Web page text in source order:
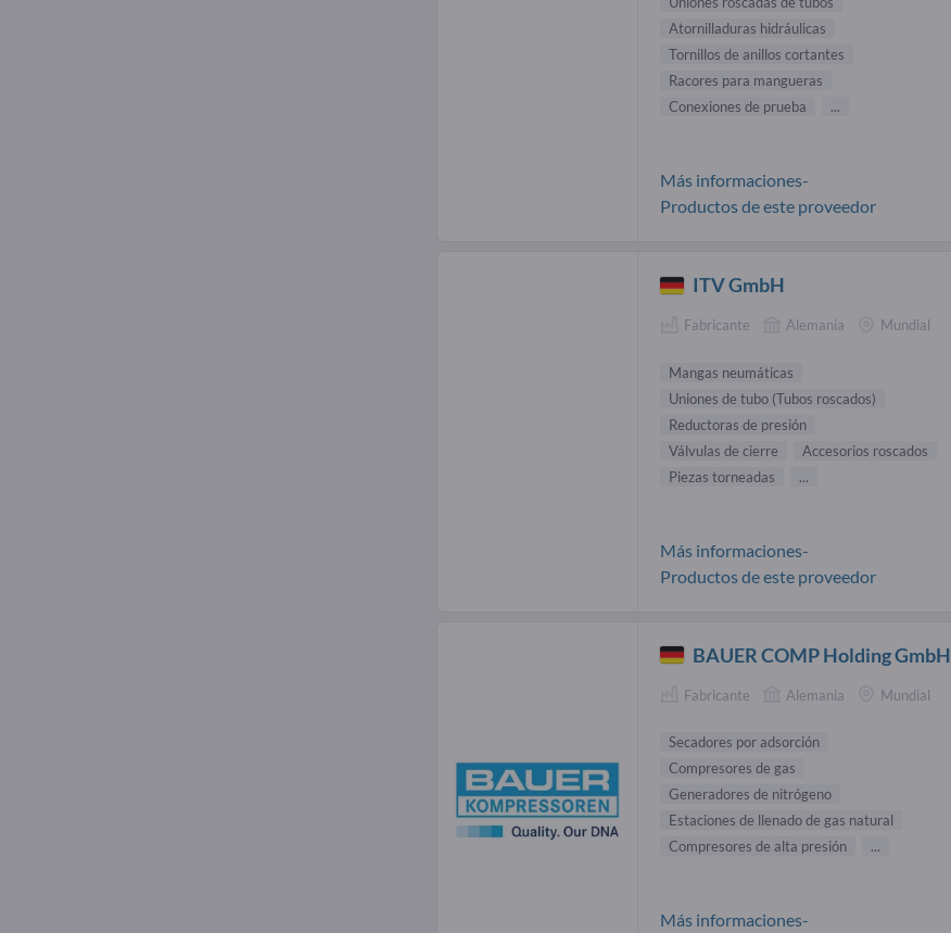
Atornilladuras hidráulicas
Tornillos de anillos cortantes
Racores para mangueras
Conexiones de prueba
...
Más informaciones-
Productos de este proveedor
ITV GmbH
Fabricante Alemania Mundial
Mangas neumáticas
Uniones de tubo (Tubos roscados)
Reductoras de presión
Válvulas de cierre
Accesorios roscados
Piezas torneadas
...
Más informaciones-
Productos de este proveedor
BAUER COMP Holding GmbH
Fabricante Alemania Mundial
Secadores por adsorción
Compresores de gas
Generadores de nitrógeno
Estaciones de llenado de gas natural
Compresores de alta presión
...
Más informaciones-